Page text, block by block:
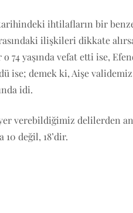
ihtilafların bir
ilişkileri dikkate
yaşında vefat etti ise,
ise; demek ki, Aişe
idi.
verebildiğimiz delilerden
değil, 18’dir.